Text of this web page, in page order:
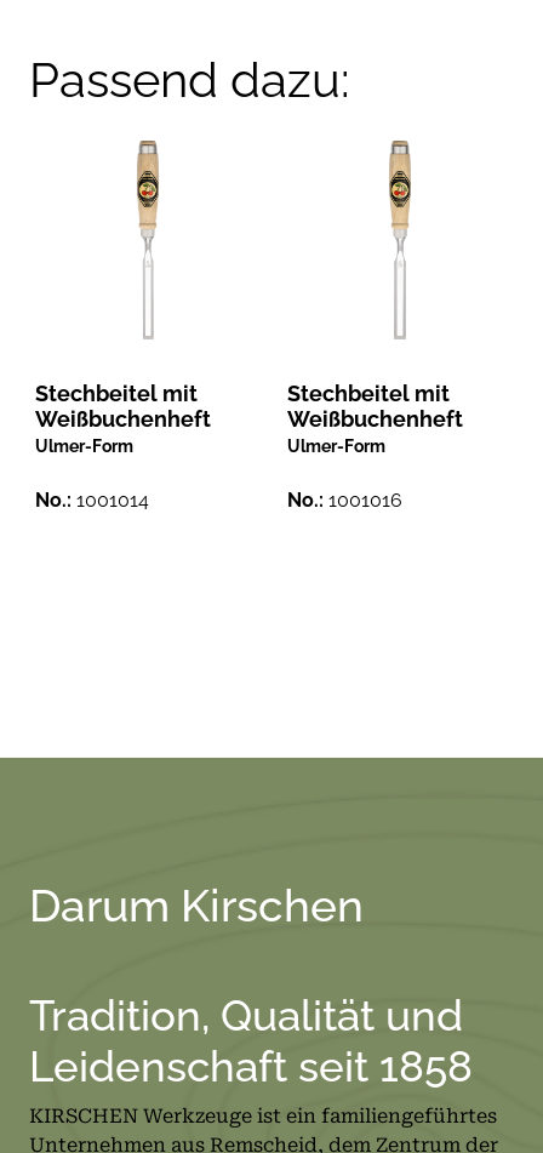
Passend dazu:
Stechbeitel mit
Weißbuchenheft
Ulmer-Form
No.: 1001014
Stechbeitel mit
Weißbuchenheft
Ulmer-Form
No.: 1001016
Darum Kirschen
Tradition, Qualität und
Leidenschaft seit 1858
KIRSCHEN Werkzeuge ist ein familiengeführtes
Unternehmen aus Remscheid, dem Zentrum der